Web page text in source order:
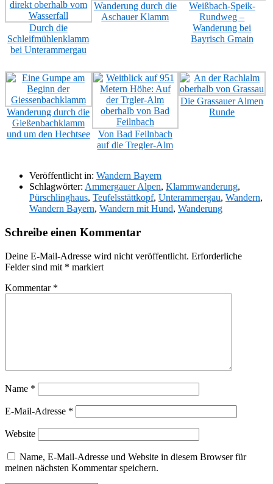
Durch die
Schleifmühlenklamm
bei Unterammergau
Wanderung durch die
Aschauer Klamm
Weißbach-Speik-
Rundweg –
Wanderung bei
Bayrisch Gmain
Wanderung durch die
Gießenbachklamm
und um den Hechtsee
Von Bad Feilnbach
auf die Tregler-Alm
Die Grassauer Almen
Runde
Veröffentlicht in: Wandern Bayern
Schlagwörter: Ammergauer Alpen, Klammwanderung,
Pürschlinghaus, Teufelsstättkopf, Unterammergau, Wandern,
Wandern Bayern, Wandern mit Hund, Wanderung
Schreibe einen Kommentar
Deine E-Mail-Adresse wird nicht veröffentlicht. Erforderliche
Felder sind mit * markiert
Kommentar *
Name *
E-Mail-Adresse *
Website
Name, E-Mail-Adresse und Website in diesem Browser für
meinen nächsten Kommentar speichern.